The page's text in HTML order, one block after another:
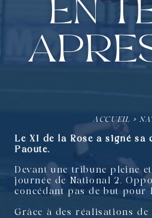
en
ACCUEIL »
Le XI de la Rose a signé
Paoute.
Devant une tribune pleine
journée de National 2.
concédant pas de but pour
Grâce à des réalisations